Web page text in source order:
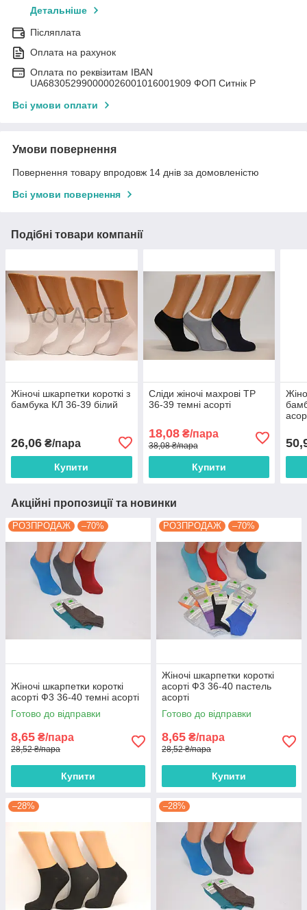
Детальніше
Післяплата
Оплата на рахунок
Оплата по реквізитам IBAN
UА683052990000026001016001909 ФОП Ситнік Р
Всі умови оплати
Умови повернення
Повернення товару впродовж 14 днів за домовленістю
Всі умови повернення
Подібні товари компанії
Жіночі шкарпетки короткі з
бамбука КЛ 36-39 білий
26,06 ₴/пара
Купити
Сліди жіночі махрові ТР
36-39 темні асорті
18,08₴/пара
38,08 ₴/пара
Купити
Акційні пропозиції та новинки
РОЗПРОДАЖ –70%
Жіночі шкарпетки короткі
асорті Ф3 36-40 темні асорті
Готово до відправки
8,65 ₴/пара
28,52 ₴/пара
Купити
РОЗПРОДАЖ –70%
Жіночі шкарпетки короткі
асорті Ф3 36-40 пастель
асорті
Готово до відправки
8,65 ₴/пара
28,52 ₴/пара
Купити
–28% –28%